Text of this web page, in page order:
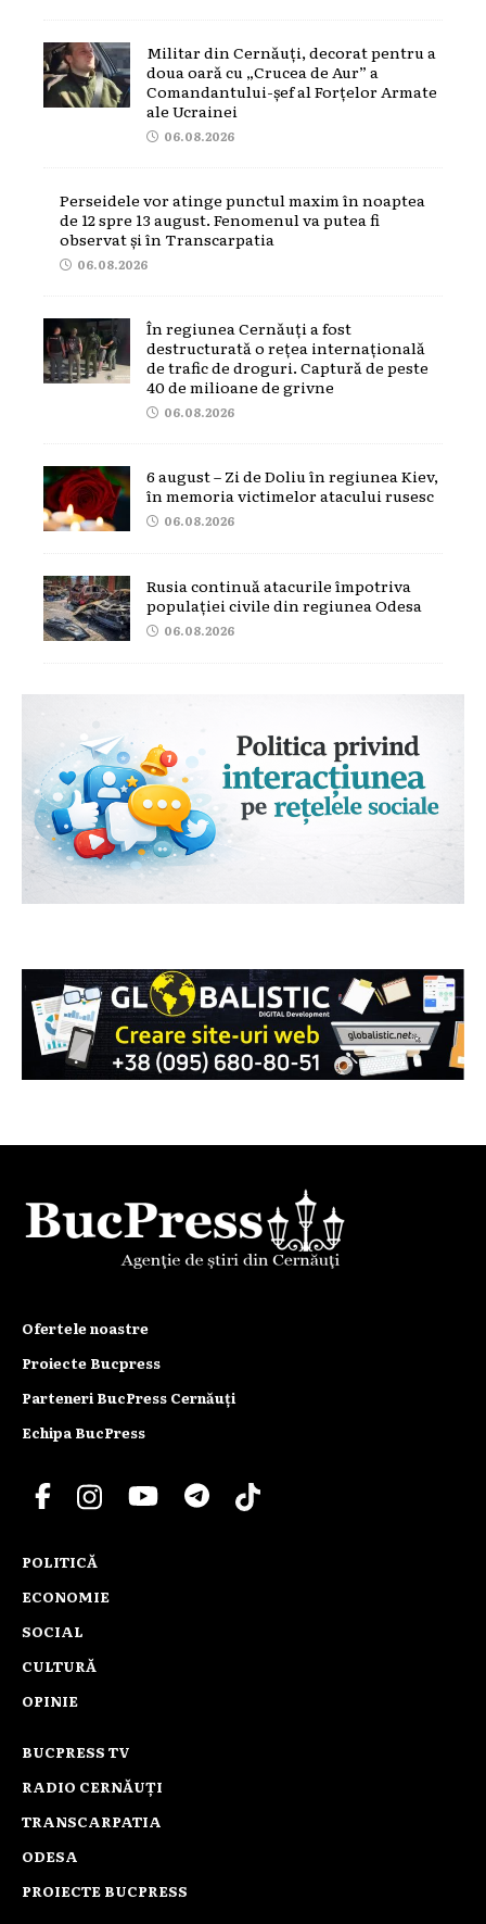
Militar din Cernăuți, decorat pentru a
doua oară cu „Crucea de Aur” a
Comandantului-șef al Forțelor Armate
ale Ucrainei
06.08.2026
Perseidele vor atinge punctul maxim în noaptea
de 12 spre 13 august. Fenomenul va putea fi
observat și în Transcarpatia
06.08.2026
În regiunea Cernăuți a fost
destructurată o rețea internațională
de trafic de droguri. Captură de peste
40 de milioane de grivne
06.08.2026
6 august – Zi de Doliu în regiunea Kiev,
în memoria victimelor atacului rusesc
06.08.2026
Rusia continuă atacurile împotriva
populației civile din regiunea Odesa
06.08.2026
Ofertele noastre
Proiecte Bucpress
Parteneri BucPress Cernăuți
Echipa BucPress
POLITICĂ
ECONOMIE
SOCIAL
CULTURĂ
OPINIE
BUCPRESS TV
RADIO CERNĂUȚI
TRANSCARPATIA
ODESA
PROIECTE BUCPRESS